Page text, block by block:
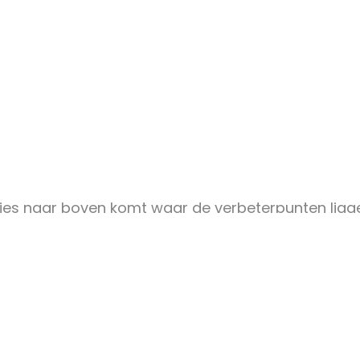
naar boven komt waar de verbeterpunten
om beter vindbaar te worden. De eerste
het met de snelheid van de website? In mijn